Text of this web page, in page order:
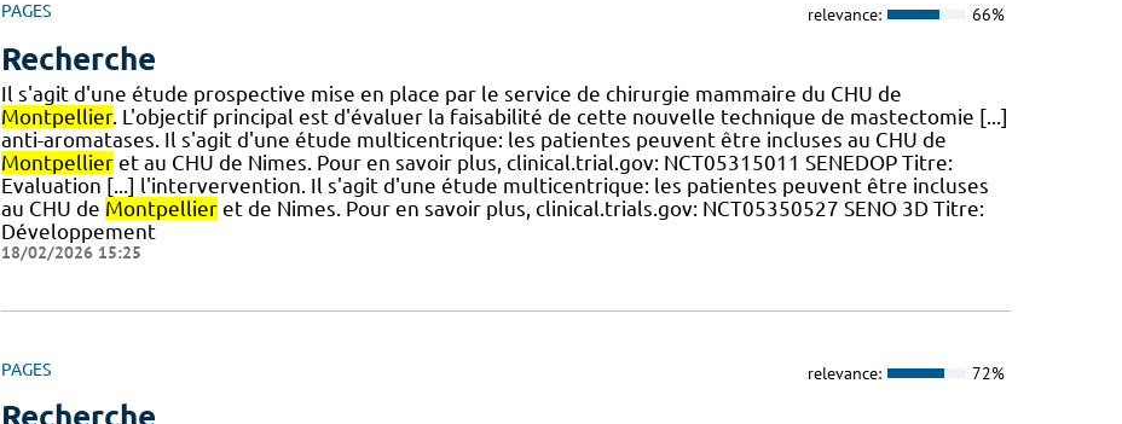
PAGES relevance: 66%
Recherche
Il s'agit d'une étude prospective mise en place par le service de chirurgie mammaire du CHU de
Montpellier. L'objectif principal est d'évaluer la faisabilité de cette nouvelle technique de mastectomie [...]
anti-aromatases. Il s'agit d'une étude multicentrique: les patientes peuvent être incluses au CHU de
Montpellieret au CHU de Nimes. Pour en savoir plus, clinical.trial.gov: NCT05315011 SENEDOP Titre:
Evaluation [...] l'intervervention. Il s'agit d'une étude multicentrique: les patientes peuvent être incluses
au CHU de Montpellieret de Nimes. Pour en savoir plus, clinical.trials.gov: NCT05350527 SENO 3D Titre:
Développement
18/02/2026 15:25
PAGES relevance: 72%
Recherche